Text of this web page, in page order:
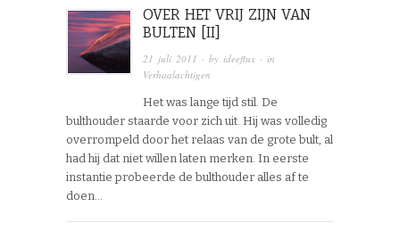
OVER HET VRIJ ZIJN VAN
BULTEN [II]
21 juli 2011 · by ideeflux · in
Verhaalachtigen
Het was lange tijd stil. De
bulthouder staarde voor zich uit. Hij was volledig
overrompeld door het relaas van de grote bult, al
had hij dat niet willen laten merken. In eerste
instantie probeerde de bulthouder alles af te
doen…